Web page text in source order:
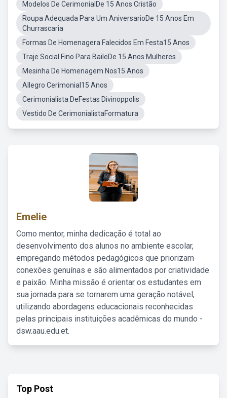
Modelos De CerimonialDe 15 Anos Cristão
Roupa Adequada Para Um AniversarioDe 15 Anos Em
Churrascaria
Formas De Homenagera Falecidos Em Festa15 Anos
Traje Social Fino Para BaileDe 15 Anos Mulheres
Mesinha De Homenagem Nos15 Anos
Allegro Cerimonial15 Anos
Cerimonialista DeFestas Divinoppolis
Vestido De CerimonialistaFormatura
Emelie
Como mentor, minha dedicação é total ao
desenvolvimento dos alunos no ambiente escolar,
empregando métodos pedagógicos que priorizam
conexões genuínas e são alimentados por criatividade
e paixão. Minha missão é orientar os estudantes em
sua jornada para se tornarem uma geração notável,
utilizando abordagens educacionais reconhecidas
pelas principais instituições acadêmicas do mundo -
dsw.aau.edu.et.
Top Post